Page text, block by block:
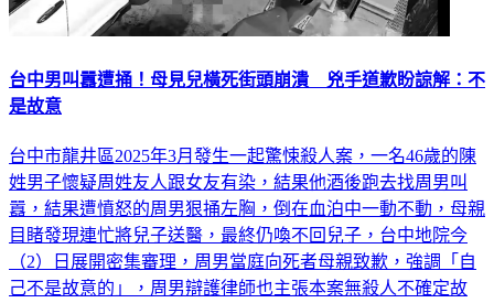
台中男叫囂遭捅！母見兒橫死街頭崩潰 兇手道歉盼諒解：不
是故意
台中市龍井區2025年3月發生一起驚悚殺人案，一名46歲的陳
姓男子懷疑周姓友人跟女友有染，結果他酒後跑去找周男叫
囂，結果遭憤怒的周男狠捅左胸，倒在血泊中一動不動，母親
目睹發現連忙將兒子送醫，最終仍喚不回兒子，台中地院今
（2）日展開密集審理，周男當庭向死者母親致歉，強調「自
己不是故意的」，周男辯護律師也主張本案無殺人不確定故